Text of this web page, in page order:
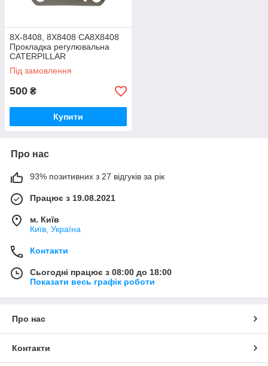
8X-8408, 8X8408 CA8X8408
Прокладка регулювальна
CATERPILLAR
Під замовлення
500 ₴
Купити
Про нас
93% позитивних з 27 відгуків за рік
Працює з 19.08.2021
м. Київ
Київ, Україна
Контакти
Сьогодні працює з 08:00 до 18:00
Показати весь графік роботи
Про нас
Контакти